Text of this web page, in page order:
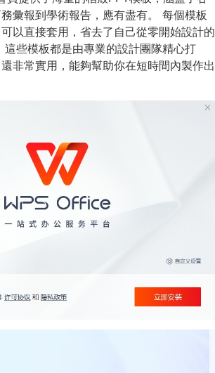
彙報到學術報告，應有盡有。 每個模板
以直接套用，省去了自己從零開始設計的
這些模板都是由專業的設計團隊精心打
非常實用，能夠幫助你在短時間內製作出